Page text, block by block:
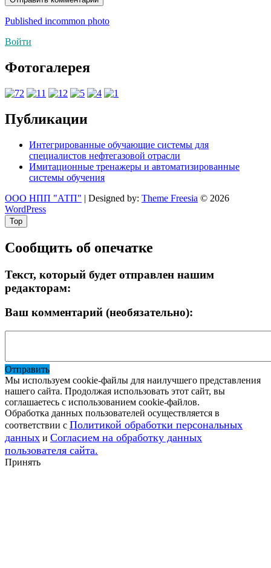
Навигация
по
Published incommon photo
Войти
Фотогалерея
Публикации
Интегрированные обучающие системы для
специалистов нефтегазовой отрасли
Имитационные тренажеры и автоматизированные
системы обучения
ООО НПП "АТП" | Designed by: Theme Freesia © 2026
WordPress
Top
Сообщить об опечатке
Текст, который будет отправлен нашим
редакторам:
Ваш комментарий (необязательно):
Отправить
Мы используем cookie-файлы для наилучшего представления
нашего сайта. Продолжая использовать этот сайт, вы
соглашаетесь с использованием cookie-файлов.
Обработка данных пользователей осуществляется в
соответствии с Политикой обработки персональных
данных и Согласием на обработку данных
пользователя сайта.
Принять